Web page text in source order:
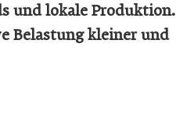
und lokale Produktion.
Belastung kleiner und